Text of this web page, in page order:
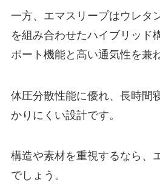
一方、エマスリープはウレタ
を組み合わせたハイブリッド
ポート機能と高い通気性を兼
体圧分散性能に優れ、長時間
かりにくい設計です。
構造や素材を重視するなら、
でしょう。